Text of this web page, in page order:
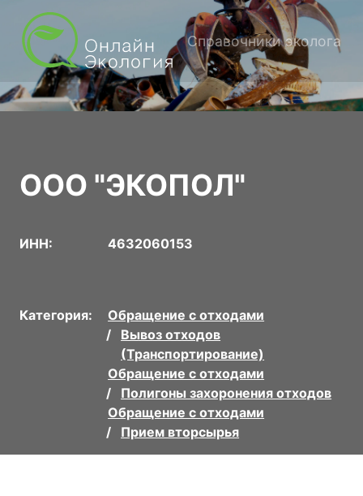
Справочники эколога
ООО "ЭКОПОЛ"
ИНН: 4632060153
Категория:
Обращение с отходами
Вывоз отходов
(Транспортирование)
Обращение с отходами
Полигоны захоронения отходов
Обращение с отходами
Прием вторсырья